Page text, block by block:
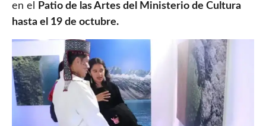
en el
Patio de las Artes del Ministerio de Cultura
hasta el 19 de octubre.